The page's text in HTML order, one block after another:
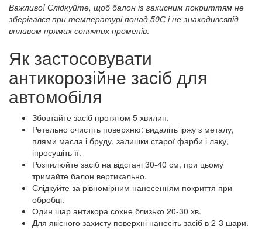
Важливо! Слідкуйте, щоб балон із захисним покриттям не
зберігався при температурі понад 50С і не знаходивсяпід
впливом прямих сонячних променів.
Як застосовувати
антикорозійне засіб для
автомобіля
Збовтайте засіб протягом 5 хвилин.
Ретельно очистіть поверхню: видаліть іржу з металу,
плями масла і бруду, залишки старої фарби і лаку,
іпросушіть її.
Розпилюйте засіб на відстані 30-40 см, при цьому
тримайте балон вертикально.
Слідкуйте за рівномірним нанесенням покриття при
обробці.
Один шар антикора сохне близько 20-30 хв.
Для якісного захисту поверхні нанесіть засіб в 2-3 шари.